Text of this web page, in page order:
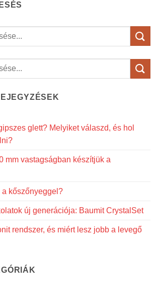
glett? Melyiket válaszd, és hol
mm vastagságban készítjük a
kőszőnyeggel?
új generációja: Baumit CrystalSet
rendszer, és miért lesz jobb a levegő